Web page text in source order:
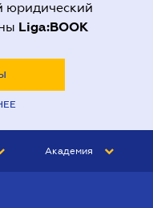
юридический
Liga:BOOK
Академия